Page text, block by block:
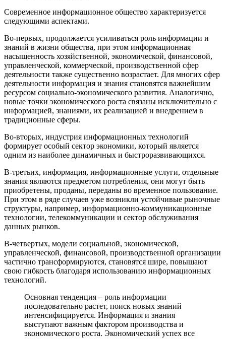
Современное информационное общество характеризуется
следующими аспектами.
Во-первых, продолжается усиливаться роль информации и
знаний в жизни общества, при этом информационная
насыщенность хозяйственной, экономической, финансовой,
управленческой, коммерческой, производственной сфер
деятельности также существенно возрастает. Для многих сфер
деятельности информация и знания становятся важнейшим
ресурсом социально-экономического развития. Аналогично,
новые точки экономического роста связаны исключительно с
информацией, знаниями, их реализацией и внедрением в
традиционные сферы.
Во-вторых, индустрия информационных технологий
формирует особый сектор экономики, который является
одним из наиболее динамичных и быстроразвивающихся.
В-третьих, информация, информационные услуги, отдельные
знания являются предметом потребления, они могут быть
приобретены, проданы, переданы во временное пользование.
При этом в ряде случаев уже возникли устойчивые рыночные
структуры, например, информационно-коммуникационные
технологии, телекоммуникации и сектор обслуживания
данных рынков.
В-четвертых, модели социальной, экономической,
управленческой, финансовой, производственной организации
частично трансформируются, становятся шире, повышают
свою гибкость благодаря использованию информационных
технологий.
Основная тенденция – роль информации
последовательно растет, поиск новых знаний
интенсифицируется. Информация и знания
выступают важным фактором производства и
экономического роста. Экономический успех все